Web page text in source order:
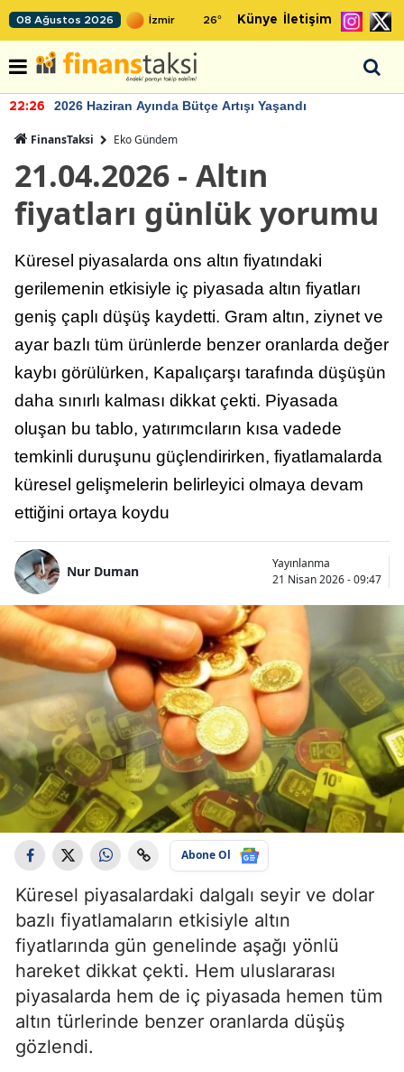
08 Ağustos 2026 26° Künye İletişim
22:26 2026 Haziran Ayında Bütçe Artışı Yaşandı
FinansTaksi Eko Gündem
21.04.2026 - Altın
fiyatları günlük yorumu
Küresel piyasalarda ons altın fiyatındaki
gerilemenin etkisiyle iç piyasada altın fiyatları
geniş çaplı düşüş kaydetti. Gram altın, ziynet ve
ayar bazlı tüm ürünlerde benzer oranlarda değer
kaybı görülürken, Kapalıçarşı tarafında düşüşün
daha sınırlı kalması dikkat çekti. Piyasada
oluşan bu tablo, yatırımcıların kısa vadede
temkinli duruşunu güçlendirirken, fiyatlamalarda
küresel gelişmelerin belirleyici olmaya devam
ettiğini ortaya koydu
Nur Duman
Yayınlanma
21 Nisan 2026 - 09:47
Abone Ol
Küresel piyasalardaki dalgalı seyir ve dolar
bazlı fiyatlamaların etkisiyle altın
fiyatlarında gün genelinde aşağı yönlü
hareket dikkat çekti. Hem uluslararası
piyasalarda hem de iç piyasada hemen tüm
altın türlerinde benzer oranlarda düşüş
gözlendi.